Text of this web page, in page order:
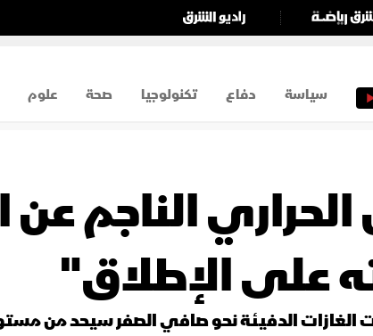
سياسة دفاع تكنولوجيا صحة علوم
الحراري الناجم
على الإطلاق"
الغازات الدفيئة نحو صافي الصفر سيحد من